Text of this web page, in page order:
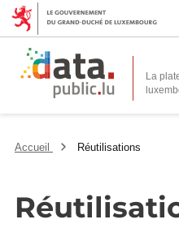
La
Accueil Réutilisations